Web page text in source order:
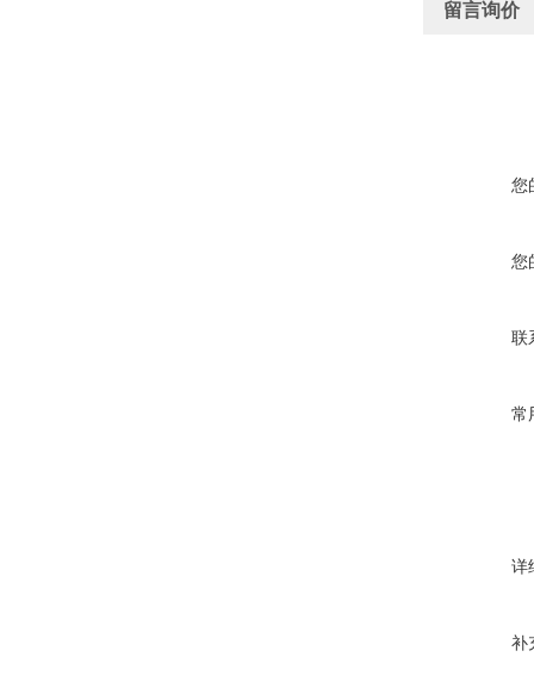
留言询价
您
您
联
常
详
补